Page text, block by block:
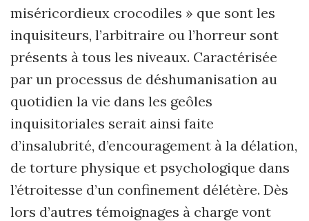
miséricordieux crocodiles » que sont les
inquisiteurs, l’arbitraire ou l’horreur sont
présents à tous les niveaux. Caractérisée
par un processus de déshumanisation au
quotidien la vie dans les geôles
inquisitoriales serait ainsi faite
d’insalubrité, d’encouragement à la délation,
de torture physique et psychologique dans
l’étroitesse d’un confinement délétère. Dès
lors d’autres témoignages à charge vont